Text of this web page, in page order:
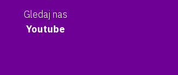
Gledaj nas
Youtube